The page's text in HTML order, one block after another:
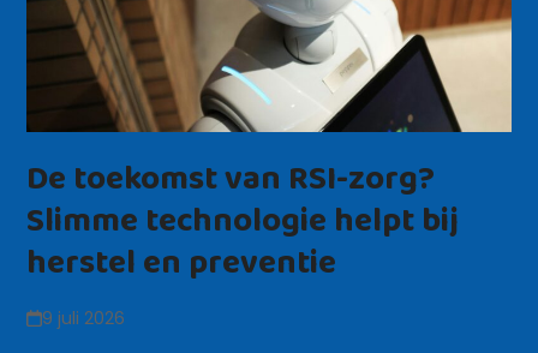
De toekomst van RSI-zorg?
Slimme technologie helpt bij
herstel en preventie
9 juli 2026